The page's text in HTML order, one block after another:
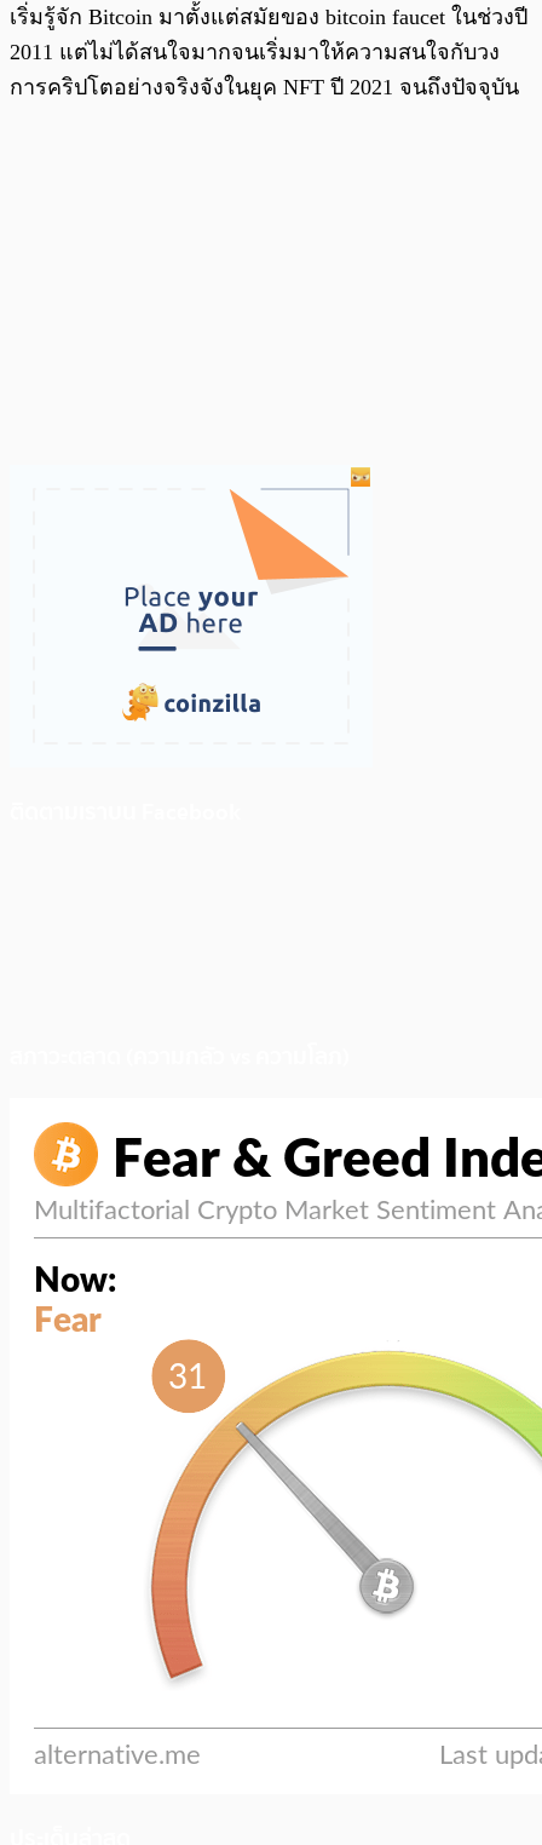
เริ่มรู้จัก Bitcoin มาตั้งแต่สมัยของ bitcoin faucet ในช่วงปี
2011 แต่ไม่ได้สนใจมากจนเริ่มมาให้ความสนใจกับวง
การคริปโตอย่างจริงจังในยุค NFT ปี 2021 จนถึงปัจจุบัน